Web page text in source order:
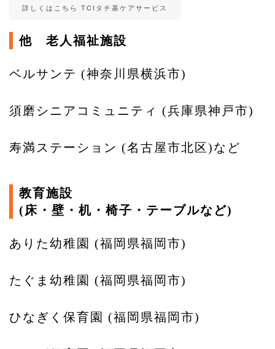
詳しくはこちら TCIタチ基ケアサービス
他 老人福祉施設
ベルサンテ (神奈川県横浜市)
須磨シニアコミュニティ (兵庫県神戸市)
寿満ステーション (名古屋市北区)など
教育施設
(床・壁・机・椅子・テーブルなど)
ありた幼稚園 (福岡県福岡市)
たぐま幼稚園 (福岡県福岡市)
ひなぎく保育園 (福岡県福岡市)